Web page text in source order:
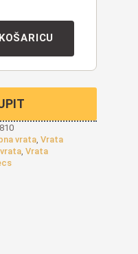
vrata Vrata
Vrata